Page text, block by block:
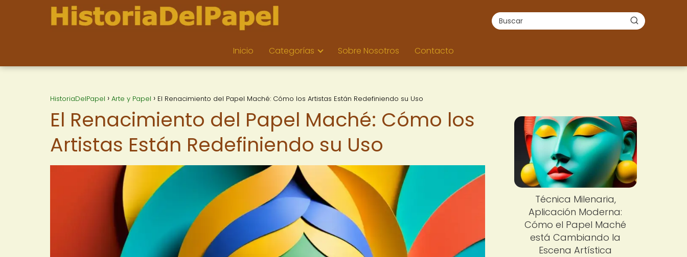
Inicio Categorías Sobre Nosotros Contacto
HistoriaDelPapel Arte y Papel El Renacimiento del Papel Maché: Cómo los Artistas Están Redefiniendo su Uso
El Renacimiento del Papel Maché: Cómo los
Artistas Están Redefiniendo su Uso
Técnica Milenaria,
Aplicación Moderna:
Cómo el Papel Maché
está Cambiando la
Escena Artística